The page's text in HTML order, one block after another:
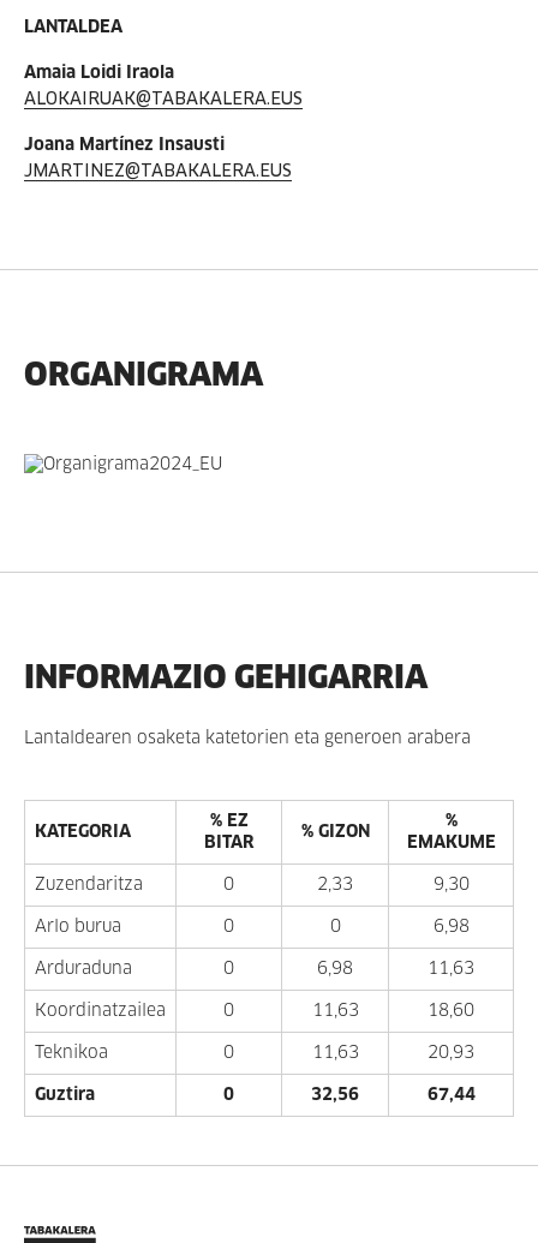
LANTALDEA
Amaia Loidi Iraola
ALOKAIRUAK@TABAKALERA.EUS
Joana Martínez Insausti
JMARTINEZ@TABAKALERA.EUS
ORGANIGRAMA
INFORMAZIO GEHIGARRIA
Lantaldearen osaketa katetorien eta generoen arabera
KATEGORIA
% EZ
BITAR
% GIZON
%
EMAKUME
Zuzendaritza 0 2,33 9,30
Arlo burua 0 0 6,98
Arduraduna 0 6,98 11,63
Koordinatzailea 0 11,63 18,60
Teknikoa 0 11,63 20,93
Guztira 0 32,56 67,44